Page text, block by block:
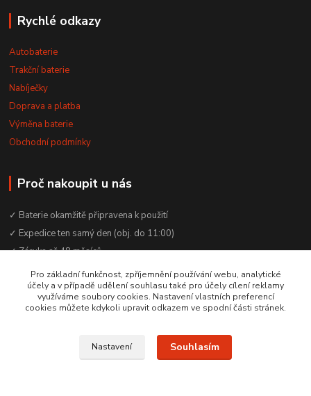
Rychlé odkazy
Autobaterie
Trakční baterie
Nabíječky
Doprava a platba
Výměna baterie
Obchodní podmínky
Proč nakoupit u nás
✓ Baterie okamžitě připravena k použití
✓ Expedice ten samý den (obj. do 11:00)
✓ Záruka až 48 měsíců
✓ Odborné poradenství zdarma
✓ Česká rodinná firma od 2012
✓ YouTube kanál s návody a testy baterií
Pro základní funkčnost, zpříjemnění používání webu, analytické
účely a v případě udělení souhlasu také pro účely cílení reklamy
využíváme soubory cookies. Nastavení vlastních preferencí
cookies můžete kdykoli upravit odkazem ve spodní části stránek.
Nastavení Souhlasím